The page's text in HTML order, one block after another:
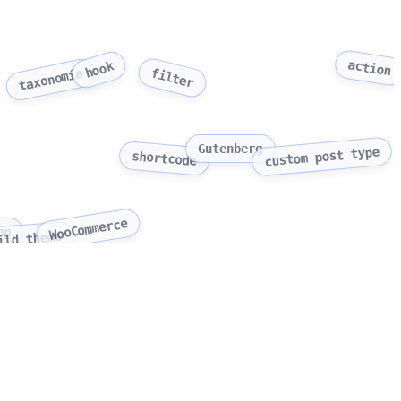
taxonomíahook filter action
shortcodeGutenbergcustom post type
themeWooCommerce